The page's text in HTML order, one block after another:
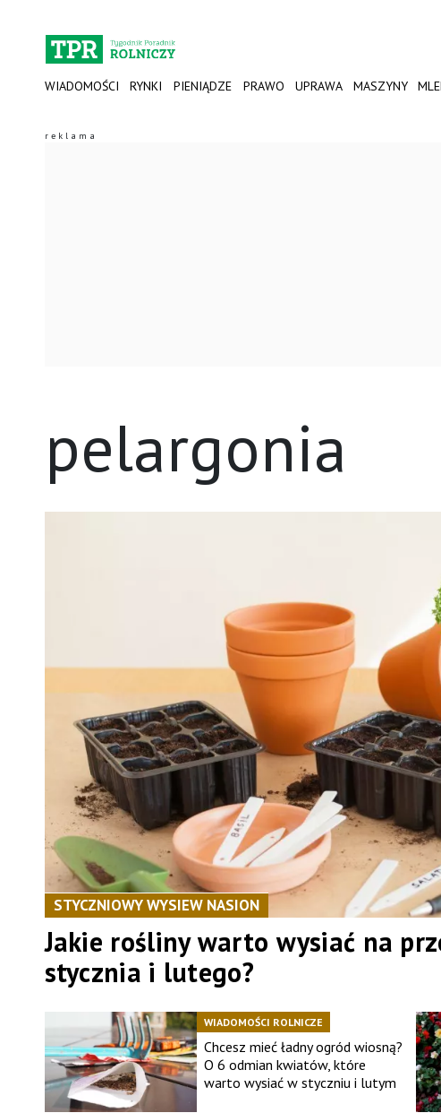
WIADOMOŚCI RYNKI PIENIĄDZE PRAWO UPRAWA MASZYNY
pelargonia
STYCZNIOWY WYSIEW NASION
Jakie rośliny warto wysiać na
stycznia i lutego?
WIADOMOŚCI ROLNICZE
Chcesz mieć ładny ogród wiosną?
O 6 odmian kwiatów, które
warto wysiać w styczniu i lutym